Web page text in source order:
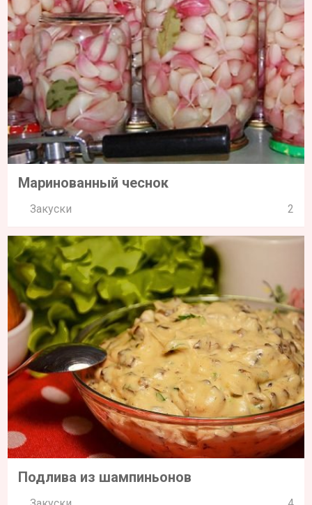
Маринованный чеснок
Закуски 2
Подлива из шампиньонов